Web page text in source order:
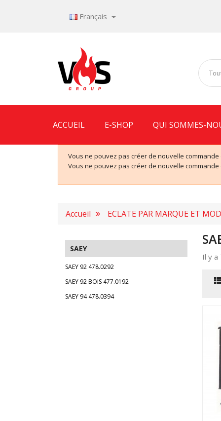
Français
ACCUEIL E-SHOP QUI SOMMES-
Vous ne pouvez pas créer de nouvelle
Vous ne pouvez pas créer de nouvelle
Accueil ECLATE PAR MARQUE ET
SAEY
SAEY 92 478.0292
SAEY 92 BOIS 477.0192
SAEY 94 478.0394
Il y a